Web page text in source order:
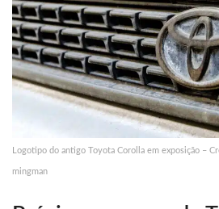
Logotipo do antigo Toyota Corolla em exposição –
mingman